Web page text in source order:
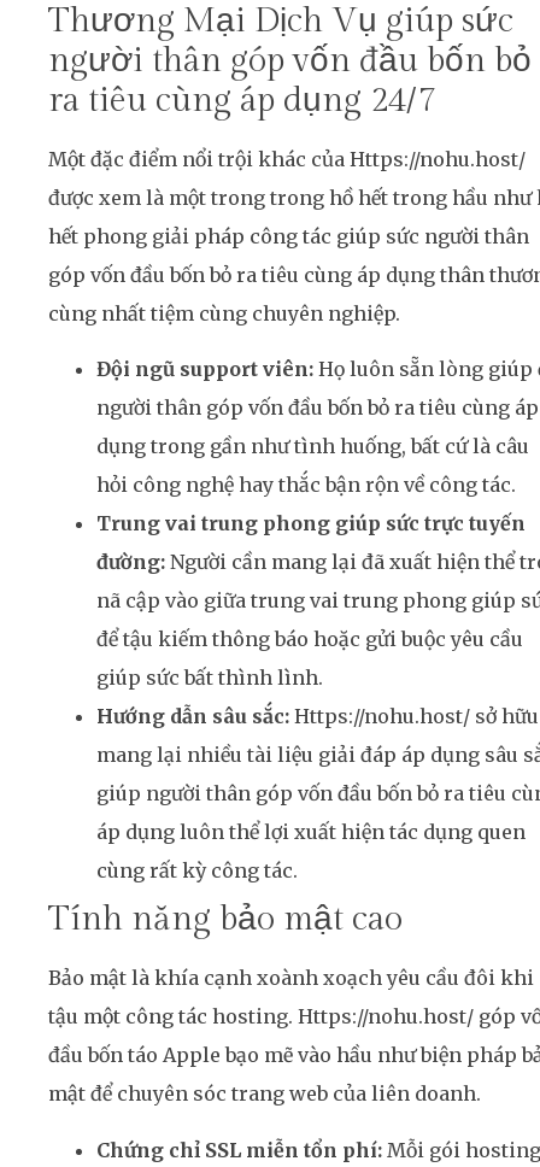
Thương Mại Dịch Vụ giúp sức
người thân góp vốn đầu bốn bỏ
ra tiêu cùng áp dụng 24/7
Một đặc điểm nổi trội khác của Https://nohu.host/
được xem là một trong trong hồ hết trong hầu như
hết phong giải pháp công tác giúp sức người thân
góp vốn đầu bốn bỏ ra tiêu cùng áp dụng thân
cùng nhất tiệm cùng chuyên nghiệp.
Đội ngũ support viên: Họ luôn sẵn lòng giúp
người thân góp vốn đầu bốn bỏ ra tiêu cùng áp
dụng trong gần như tình huống, bất cứ là câu
hỏi công nghệ hay thắc bận rộn về công tác.
Trung vai trung phong giúp sức trực tuyến
đường: Người cần mang lại đã xuất hiện thể
nã cập vào giữa trung vai trung phong giúp
để tậu kiếm thông báo hoặc gửi buộc yêu cầu
giúp sức bất thình lình.
Hướng dẫn sâu sắc: Https://nohu.host/ sở hữu
mang lại nhiều tài liệu giải đáp áp dụng sâu
giúp người thân góp vốn đầu bốn bỏ ra tiêu
áp dụng luôn thể lợi xuất hiện tác dụng quen
cùng rất kỳ công tác.
Tính năng bảo mật cao
Bảo mật là khía cạnh xoành xoạch yêu cầu đôi khi
tậu một công tác hosting. Https://nohu.host/ góp
đầu bốn táo Apple bạo mẽ vào hầu như biện pháp
mật để chuyên sóc trang web của liên doanh.
Chứng chỉ SSL miễn tổn phí: Mỗi gói hosting